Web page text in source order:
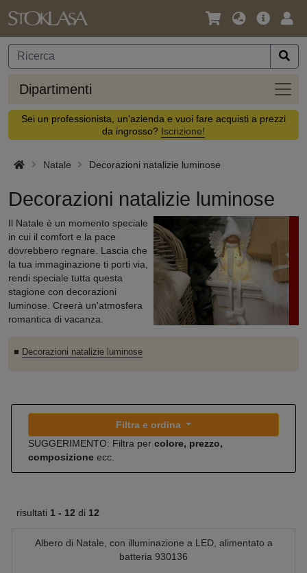
Lingua
Valuta
Offerta
Dipartimenti
Sei un professionista, un'azienda e vuoi fare acquisti a prezzi
da ingrosso? Iscrizione!
Natale Decorazioni natalizie luminose
Decorazioni natalizie luminose
Il Natale è un momento speciale
in cui il comfort e la pace
dovrebbero regnare. Lascia che
la tua immaginazione ti porti via,
rendi speciale tutta questa
stagione con decorazioni
luminose. Creerà un'atmosfera
romantica di vacanza.
■ Decorazioni natalizie luminose
Filtra e ordina
SUGGERIMENTO: Filtra per colore, prezzo,
composizione ecc.
risultati 1 - 12 di 12
Albero di Natale, con illuminazione a LED, alimentato a
batteria 930136